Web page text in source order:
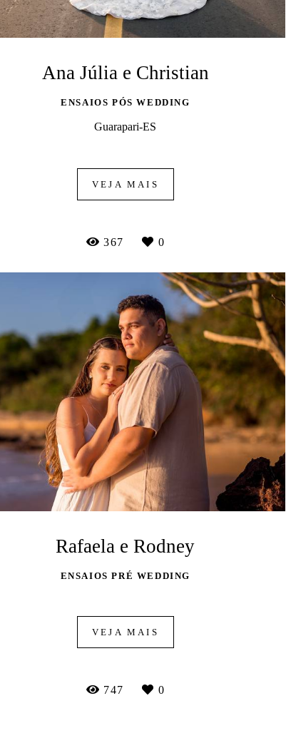
Ana Júlia e Christian
ENSAIOS PÓS WEDDING
Guarapari-ES
VEJA MAIS
367 0
Rafaela e Rodney
ENSAIOS PRÉ WEDDING
VEJA MAIS
747 0